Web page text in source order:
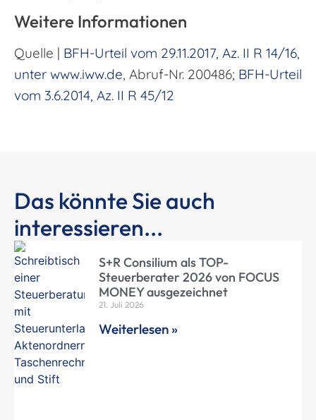
Weitere Informationen
Quelle | BFH-Urteil vom 29.11.2017, Az. II R 14/16,
unter www.iww.de, Abruf-Nr. 200486; BFH-Urteil
vom 3.6.2014, Az. II R 45/12
Das könnte Sie auch
interessieren...
S+R Consilium als TOP-
Steuerberater 2026 von FOCUS
MONEY ausgezeichnet
21. Juli 2026
Weiterlesen »